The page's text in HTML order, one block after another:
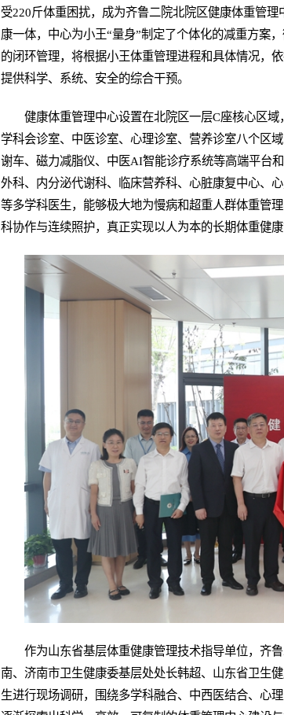
受220斤体重困扰，成为齐鲁二院北院区健康体重管
康一体，中心为小王“量身”制定了个体化的减重方案
的闭环管理，将根据小王体重管理进程和具体情况，
提供科学、系统、安全的综合干预。
健康体重管理中心设置在北院区一层C座核心区
学科会诊室、中医诊室、心理诊室、营养诊室八个区
谢车、磁力减脂仪、中医AI智能诊疗系统等高端平台
外科、内分泌代谢科、临床营养科、心脏康复中心、
等多学科医生，能够极大地为慢病和超重人群体重
科协作与连续照护，真正实现以人为本的长期体重健康
作为山东省基层体重健康管理技术指导单位，齐
南、济南市卫生健康委基层处处长韩超、山东省卫生
生进行现场调研，围绕多学科融合、中西医结合、心